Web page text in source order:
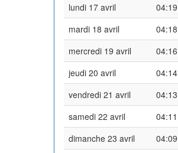
lundi 17 avril
04:19
mardi 18 avril
04:18
mercredi 19 avril
04:16
jeudi 20 avril
04:14
vendredi 21 avril
04:13
samedi 22 avril
04:11
dimanche 23 avril
04:09